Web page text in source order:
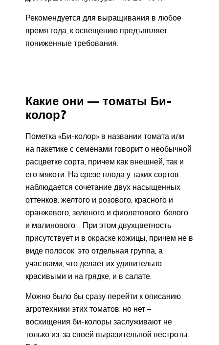
Рекомендуется для выращивания в любое
время года, к освещению предъявляет
пониженные требования.
Какие они — томаты Би-
колор?
Пометка «Би-колор» в названии томата или
на пакетике с семенами говорит о необычной
расцветке сорта, причем как внешней, так и
его мякоти. На срезе плода у таких сортов
наблюдается сочетание двух насыщенных
оттенков: желтого и розового, красного и
оранжевого, зеленого и фиолетового, белого
и малинового… При этом двухцветность
присутствует и в окраске кожицы, причем не в
виде полосок, это отдельная группа, а
участками, что делает их удивительно
красивыми и на грядке, и в салате.
Можно было бы сразу перейти к описанию
агротехники этих томатов, но нет –
восхищения би-колоры заслуживают не
только из-за своей выразительной пестроты.